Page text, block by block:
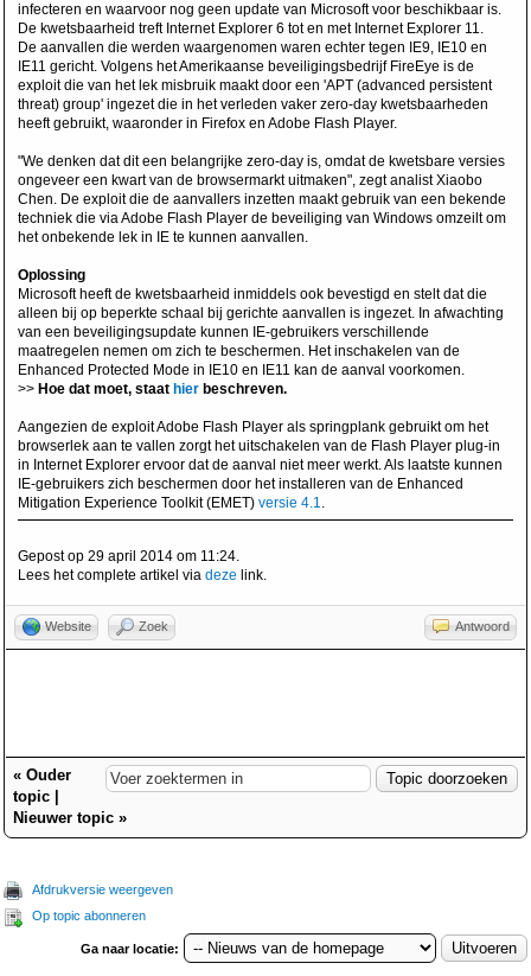
infecteren en waarvoor nog geen update van Microsoft voor beschikbaar is.
De kwetsbaarheid treft Internet Explorer 6 tot en met Internet Explorer 11.
De aanvallen die werden waargenomen waren echter tegen IE9, IE10 en
IE11 gericht. Volgens het Amerikaanse beveiligingsbedrijf FireEye is de
exploit die van het lek misbruik maakt door een 'APT (advanced persistent
threat) group' ingezet die in het verleden vaker zero-day kwetsbaarheden
heeft gebruikt, waaronder in Firefox en Adobe Flash Player.
"We denken dat dit een belangrijke zero-day is, omdat de kwetsbare versies
ongeveer een kwart van de browsermarkt uitmaken", zegt analist Xiaobo
Chen. De exploit die de aanvallers inzetten maakt gebruik van een bekende
techniek die via Adobe Flash Player de beveiliging van Windows omzeilt om
het onbekende lek in IE te kunnen aanvallen.
Oplossing
Microsoft heeft de kwetsbaarheid inmiddels ook bevestigd en stelt dat die
alleen bij op beperkte schaal bij gerichte aanvallen is ingezet. In afwachting
van een beveiligingsupdate kunnen IE-gebruikers verschillende
maatregelen nemen om zich te beschermen. Het inschakelen van de
Enhanced Protected Mode in IE10 en IE11 kan de aanval voorkomen.
>> Hoe dat moet, staat hier beschreven.
Aangezien de exploit Adobe Flash Player als springplank gebruikt om het
browserlek aan te vallen zorgt het uitschakelen van de Flash Player plug-in
in Internet Explorer ervoor dat de aanval niet meer werkt. Als laatste kunnen
IE-gebruikers zich beschermen door het installeren van de Enhanced
Mitigation Experience Toolkit (EMET) versie 4.1.
Gepost op 29 april 2014 om 11:24.
Lees het complete artikel via deze link.
Website Zoek Antwoord
« Ouder
topic
Nieuwer topic »
Afdrukversie weergeven
Op topic abonneren
Ga naar locatie: